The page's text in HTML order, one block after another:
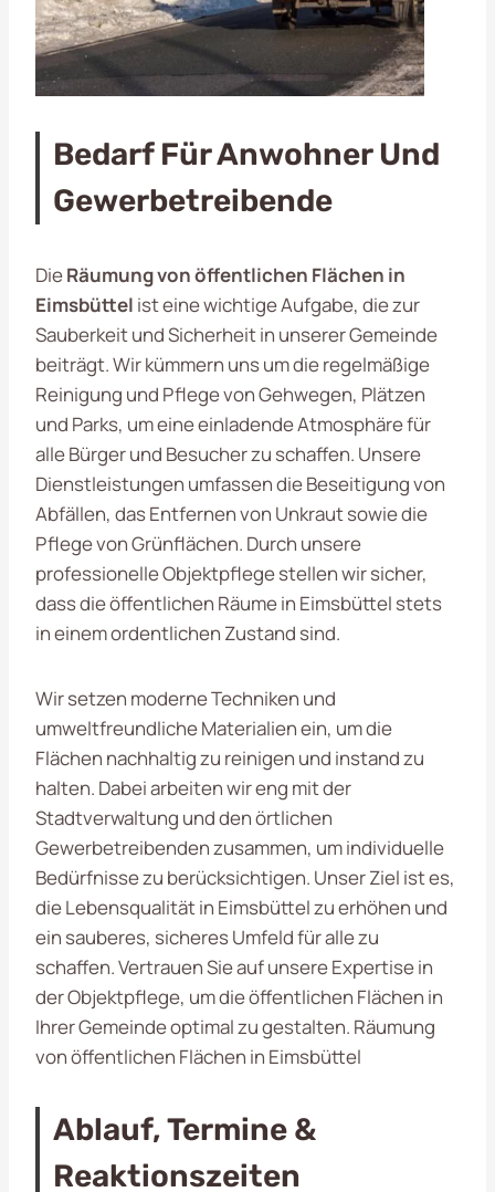
Bedarf Für Anwohner Und
Gewerbetreibende
DieRäumung von öffentlichen Flächen in
Eimsbüttel ist eine wichtige Aufgabe, die zur
Sauberkeit und Sicherheit in unserer Gemeinde
beiträgt. Wir kümmern uns um die regelmäßige
Reinigung und Pflege von Gehwegen, Plätzen
und Parks, um eine einladende Atmosphäre für
alle Bürger und Besucher zu schaffen. Unsere
Dienstleistungen umfassen die Beseitigung von
Abfällen, das Entfernen von Unkraut sowie die
Pflege von Grünflächen. Durch unsere
professionelle Objektpflege stellen wir sicher,
dass die öffentlichen Räume in Eimsbüttel stets
in einem ordentlichen Zustand sind.
Wir setzen moderne Techniken und
umweltfreundliche Materialien ein, um die
Flächen nachhaltig zu reinigen und instand zu
halten. Dabei arbeiten wir eng mit der
Stadtverwaltung und den örtlichen
Gewerbetreibenden zusammen, um individuelle
Bedürfnisse zu berücksichtigen. Unser Ziel ist es,
die Lebensqualität in Eimsbüttel zu erhöhen und
ein sauberes, sicheres Umfeld für alle zu
schaffen. Vertrauen Sie auf unsere Expertise in
der Objektpflege, um die öffentlichen Flächen in
Ihrer Gemeinde optimal zu gestalten. Räumung
von öffentlichen Flächen in Eimsbüttel
Ablauf, Termine &
Reaktionszeiten